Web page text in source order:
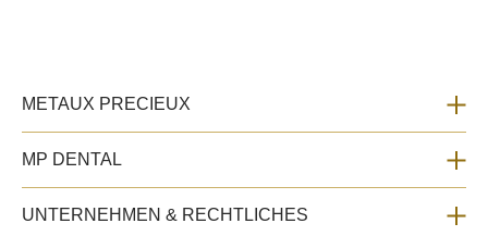
METAUX PRECIEUX
MP DENTAL
UNTERNEHMEN & RECHTLICHES